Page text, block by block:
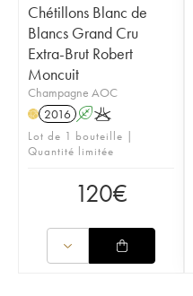
Chétillons Blanc de
Blancs Grand Cru
Extra-Brut Robert
Moncuit
Champagne AOC
H 2016 AK
Lot de 1 bouteille |
Quantité limitée
120€